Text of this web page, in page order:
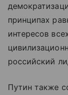
принципах
интересов
российский
Путин также